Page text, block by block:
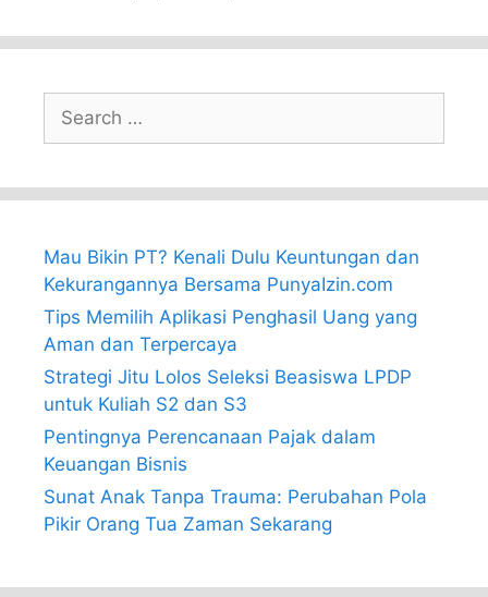
Search
for:
Mau Bikin PT? Kenali Dulu Keuntungan dan
Kekurangannya Bersama PunyaIzin.com
Tips Memilih Aplikasi Penghasil Uang yang
Aman dan Terpercaya
Strategi Jitu Lolos Seleksi Beasiswa LPDP
untuk Kuliah S2 dan S3
Pentingnya Perencanaan Pajak dalam
Keuangan Bisnis
Sunat Anak Tanpa Trauma: Perubahan Pola
Pikir Orang Tua Zaman Sekarang